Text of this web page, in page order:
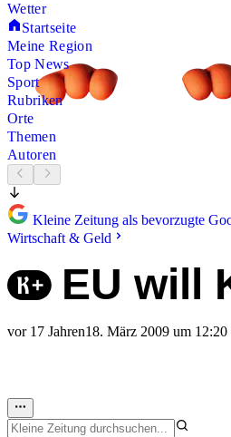
Wetter
Startseite
Meine Region
Top News
Sport
Rubriken
Orte
Themen
Autoren
Kleine Zeitung als bevorzugte
Wirtschaft & Geld
EU will
vor 17 Jahren18. März 2009 um 12:20